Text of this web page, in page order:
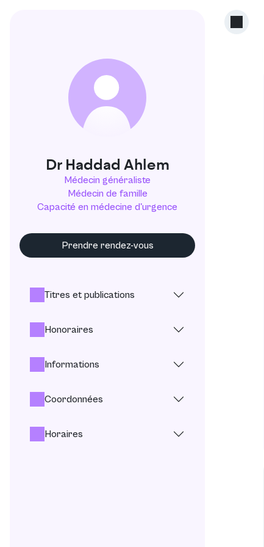
H
Dr Haddad Ahlem
Médecin généraliste
Médecin de famille
Capacité en médecine d'urgence
Prendre rendez-vous
Titres et publications
Honoraires
Informations
Coordonnées
Horaires